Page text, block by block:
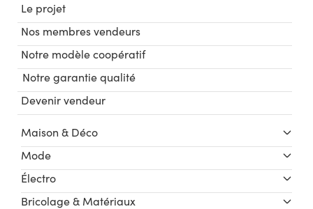
Le projet
Nos membres vendeurs
Notre modèle coopératif
Notre garantie qualité
Devenir vendeur
Maison & Déco
Mode
Électro
Bricolage & Matériaux